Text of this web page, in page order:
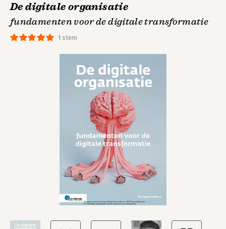
1 stem
De digitale organisatie
fundamenten voor de digitale transformatie